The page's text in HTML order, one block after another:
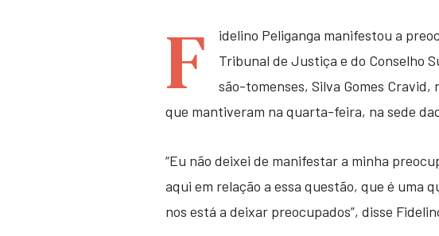
F
idelino Peliganga manifestou a
Tribunal de Justiça e do Conselho
são-tomenses, Silva Gomes
que mantiveram na quarta-feira, na sede
“Eu não deixei de manifestar a minha
aqui em relação a essa questão, que é uma
nos está a deixar preocupados”, disse